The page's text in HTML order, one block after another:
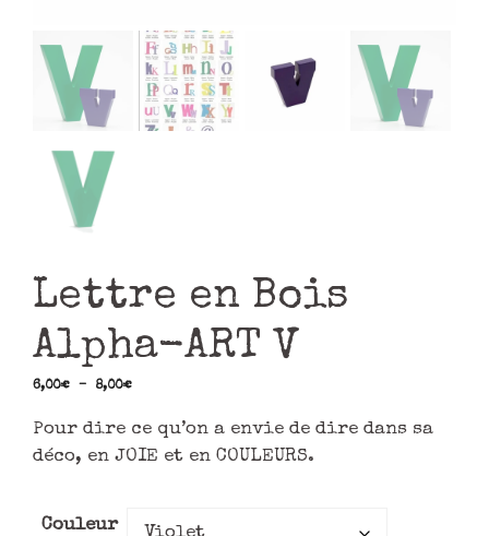
Lettre en Bois
Alpha-ART V
6,00€ – 8,00€
Pour dire ce qu’on a envie de dire dans sa
déco, en JOIE et en COULEURS.
Couleur